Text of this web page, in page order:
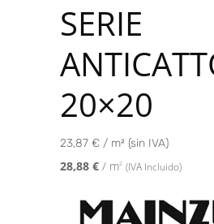
SERIE
20×20
23,87 € / m² (sin IVA)
28,88 € / m2 (IVA Incluido)